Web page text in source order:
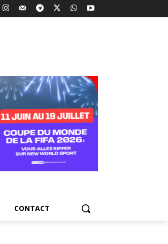
CONTACT